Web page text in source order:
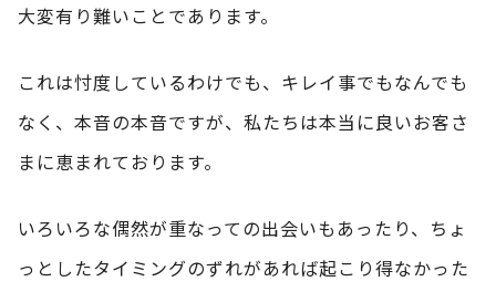
大変有り難いことであります。
これは忖度しているわけでも、キレイ事でもなんでも
なく、本音の本音ですが、私たちは本当に良いお客さ
まに恵まれております。
いろいろな偶然が重なっての出会いもあったり、ちょ
っとしたタイミングのずれがあれば起こり得なかった